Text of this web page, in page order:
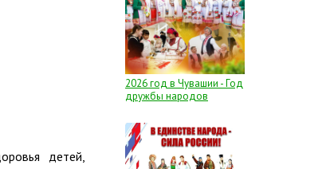
детей,
2026 год в Чувашии - Год
дружбы народов